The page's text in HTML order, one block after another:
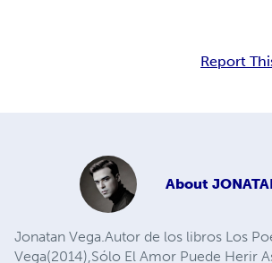
Report
About
Jonatan Vega.Autor de los libros Los
Vega(2014),Sólo El Amor Puede Herir